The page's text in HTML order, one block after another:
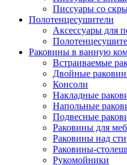
Писсуары со
Полотенцесушители
Аксессуары для
Раковины в ванную
Встраиваемые
Двойные
Консоли
Накладные
Напольные
Подвесные
Раковины для
Раковины над
Раковины-
Рукомойники